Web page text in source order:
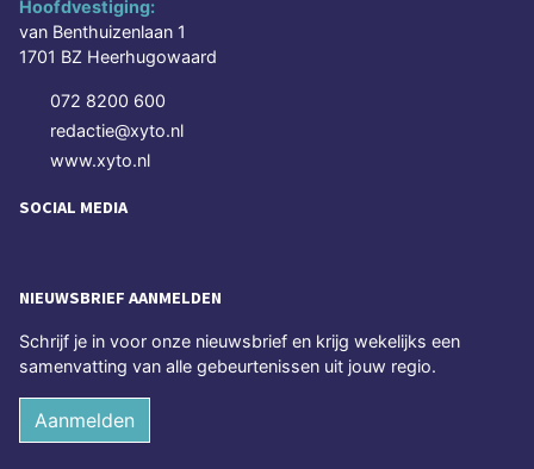
Hoofdvestiging:
van Benthuizenlaan 1
1701 BZ Heerhugowaard
072 8200 600
redactie@xyto.nl
www.xyto.nl
SOCIAL MEDIA
NIEUWSBRIEF AANMELDEN
Schrijf je in voor onze nieuwsbrief en krijg wekelijks een
samenvatting van alle gebeurtenissen uit jouw regio.
Aanmelden